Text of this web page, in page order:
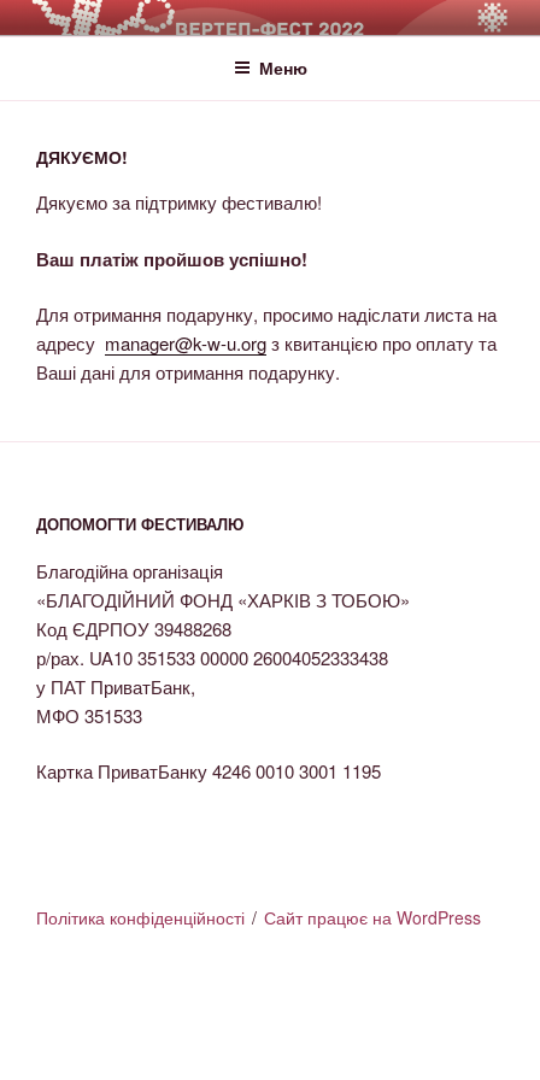
ВЕРТЕП-ФЕСТ
За Світло те, що Темряву здолало!
Меню
ДЯКУЄМО!
Дякуємо за підтримку фестивалю!
Ваш платіж пройшов успішно!
Для отримання подарунку, просимо надіслати листа на
адресу manager@k-w-u.orgз квитанцією про оплату та
Ваші дані для отримання подарунку.
ДОПОМОГТИ ФЕСТИВАЛЮ
Благодійна організація
«БЛАГОДІЙНИЙ ФОНД «ХАРКІВ З ТОБОЮ»
Код ЄДРПОУ 39488268
р/рах. UA10 351533 00000 26004052333438
у ПАТ ПриватБанк,
МФО 351533
Картка ПриватБанку 4246 0010 3001 1195
Політика конфіденційності Сайт працює на WordPress